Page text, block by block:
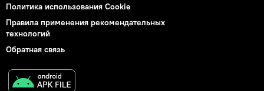
Политика использования Cookie
Правила применения рекомендательных
технологий
Обратная связь